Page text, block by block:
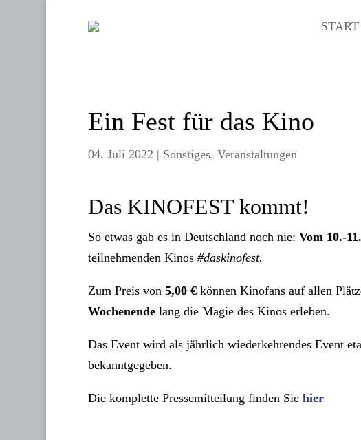
START
Ein Fest für das Kino
04. Juli 2022 | Sonstiges, Veranstaltungen
Das KINOFEST kommt!
So etwas gab es in Deutschland noch nie: Vom 10.-
teilnehmenden Kinos #daskinofest.
Zum Preis von 5,00 €können Kinofans auf allen
Wochenendelang die Magie des Kinos erleben.
Das Event wird als jährlich wiederkehrendes Event
bekanntgegeben.
Die komplette Pressemitteilung finden Sie hier